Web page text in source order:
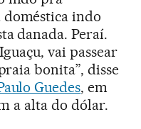
indo
danada. Peraí.
vai passear
bonita”, disse
Guedes, em
a alta do dólar.